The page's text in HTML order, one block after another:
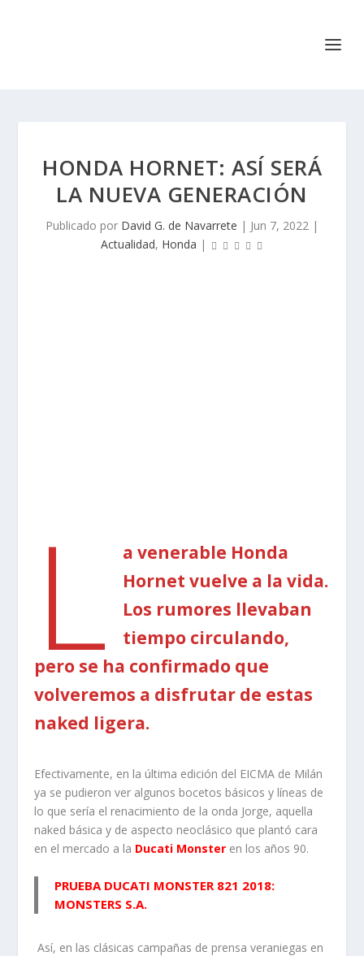
HONDA HORNET: ASÍ SERÁ
LA NUEVA GENERACIÓN
Publicado por David G. de Navarrete | Jun 7, 2022 |
Actualidad, Honda |
L
a venerable Honda
Hornet vuelve a la vida.
Los rumores llevaban
tiempo circulando,
pero se ha confirmado que
volveremos a disfrutar de estas
naked ligera.
Efectivamente, en la última edición del EICMA de Milán
ya se pudieron ver algunos bocetos básicos y líneas de
lo que sería el renacimiento de la onda Jorge, aquella
naked básica y de aspecto neoclásico que plantó cara
en el mercado a la Ducati Monster en los años 90.
PRUEBA DUCATI MONSTER 821 2018:
MONSTERS S.A.
Así, en las clásicas campañas de prensa veraniegas en